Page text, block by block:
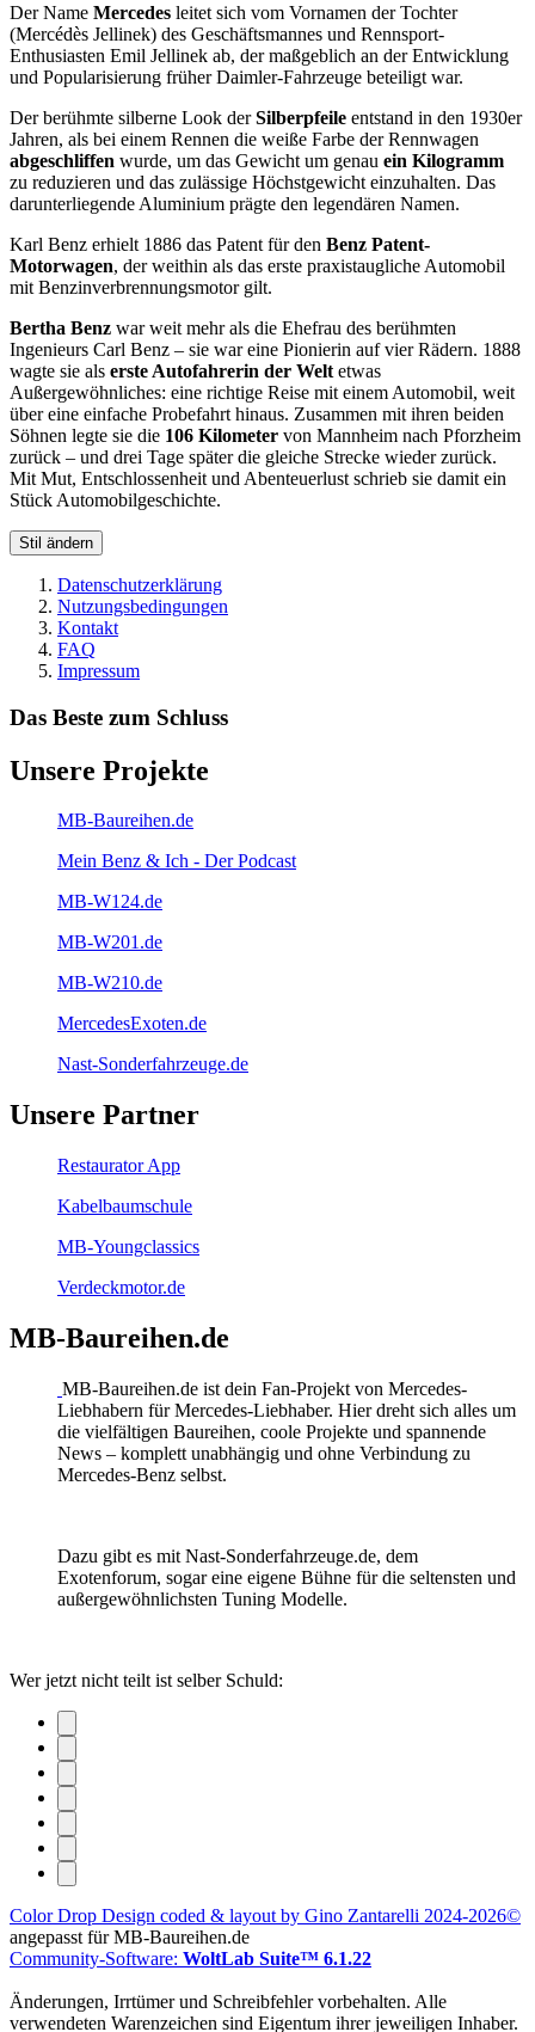
Der Name Mercedes leitet sich vom Vornamen der Tochter
(Mercédès Jellinek) des Geschäftsmannes und Rennsport-
Enthusiasten Emil Jellinek ab, der maßgeblich an der Entwicklung
und Popularisierung früher Daimler-Fahrzeuge beteiligt war.
Der berühmte silberne Look derSilberpfeile entstand in den 1930er
Jahren, als bei einem Rennen die weiße Farbe der Rennwagen
abgeschliffen wurde, um das Gewicht um genau ein Kilogramm
zu reduzieren und das zulässige Höchstgewicht einzuhalten. Das
darunterliegende Aluminium prägte den legendären Namen.
Karl Benz erhielt 1886 das Patent für den Benz Patent-
Motorwagen, der weithin als das erste praxistaugliche Automobil
mit Benzinverbrennungsmotor gilt.
Bertha Benz war weit mehr als die Ehefrau des berühmten
Ingenieurs Carl Benz – sie war eine Pionierin auf vier Rädern. 1888
wagte sie als erste Autofahrerin der Welt etwas
Außergewöhnliches: eine richtige Reise mit einem Automobil, weit
über eine einfache Probefahrt hinaus. Zusammen mit ihren beiden
Söhnen legte sie die 106 Kilometer von Mannheim nach Pforzheim
zurück – und drei Tage später die gleiche Strecke wieder zurück.
Mit Mut, Entschlossenheit und Abenteuerlust schrieb sie damit ein
Stück Automobilgeschichte.
Stil ändern
Datenschutzerklärung
Nutzungsbedingungen
Kontakt
FAQ
Impressum
Das Beste zum Schluss
Unsere Projekte
MB-Baureihen.de
Mein Benz & Ich - Der Podcast
MB-W124.de
MB-W201.de
MB-W210.de
MercedesExoten.de
Nast-Sonderfahrzeuge.de
Unsere Partner
Restaurator App
Kabelbaumschule
MB-Youngclassics
Verdeckmotor.de
MB-Baureihen.de
MB-Baureihen.de ist dein Fan-Projekt von Mercedes-
Liebhabern für Mercedes-Liebhaber. Hier dreht sich alles um
die vielfältigen Baureihen, coole Projekte und spannende
News – komplett unabhängig und ohne Verbindung zu
Mercedes-Benz selbst.
Dazu gibt es mit Nast-Sonderfahrzeuge.de, dem
Exotenforum, sogar eine eigene Bühne für die seltensten und
außergewöhnlichsten Tuning Modelle.
Wer jetzt nicht teilt ist selber Schuld:
Color Drop Design coded & layout by Gino Zantarelli 2024-2026©
angepasst für MB-Baureihen.de
Community-Software: WoltLab Suite™ 6.1.22
Änderungen, Irrtümer und Schreibfehler vorbehalten. Alle
verwendeten Warenzeichen sind Eigentum ihrer jeweiligen Inhaber.